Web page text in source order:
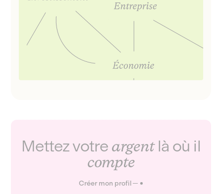
Mettez votre argentlà où il
compte
Créer mon profil